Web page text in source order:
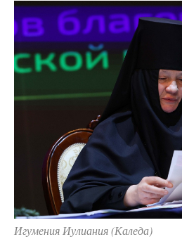
Игумения Иулиания (Каледа)